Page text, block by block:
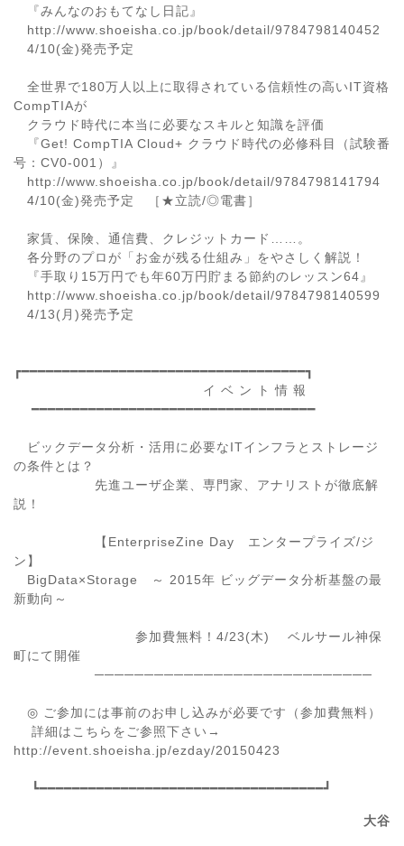
『みんなのおもてなし日記』
http://www.shoeisha.co.jp/book/detail/9784798140452
4/10(金)発売予定
全世界で180万人以上に取得されている信頼性の高いIT資格
CompTIAが
クラウド時代に本当に必要なスキルと知識を評価
『Get! CompTIA Cloud+ クラウド時代の必修科目（試験番
号：CV0-001）』
http://www.shoeisha.co.jp/book/detail/9784798141794
4/10(金)発売予定 ［★立読/◎電書］
家賃、保険、通信費、クレジットカード……。
各分野のプロが「お金が残る仕組み」をやさしく解説！
『手取り15万円でも年60万円貯まる節約のレッスン64』
http://www.shoeisha.co.jp/book/detail/9784798140599
4/13(月)発売予定
┏━━━━━━━━━━━━━━━━━━━━━━━━━━━━━━━━━━━┓
イ ベ ン ト 情 報
━━━━━━━━━━━━━━━━━━━━━━━━━━━━━━━━━━━
ビックデータ分析・活用に必要なITインフラとストレージ
の条件とは？
先進ユーザ企業、専門家、アナリストが徹底解
説！
【EnterpriseZine Day エンタープライズ/ジ
ン】
BigData×Storage ～ 2015年 ビッグデータ分析基盤の最
新動向～
参加費無料！4/23(木) ベルサール神保
町にて開催
────────────────────────────
◎ ご参加には事前のお申し込みが必要です（参加費無料）
詳細はこちらをご参照下さい→
http://event.shoeisha.jp/ezday/20150423
┗━━━━━━━━━━━━━━━━━━━━━━━━━━━━━━━━━━━┛
大谷